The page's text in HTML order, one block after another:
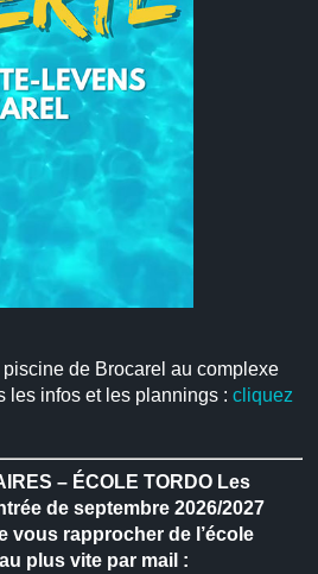
de Brocarel au complexe
les infos et les plannings :cliquez
– ÉCOLE TORDO Les
de septembre 2026/2027
vous rapprocher de l’école
plus vite par mail :